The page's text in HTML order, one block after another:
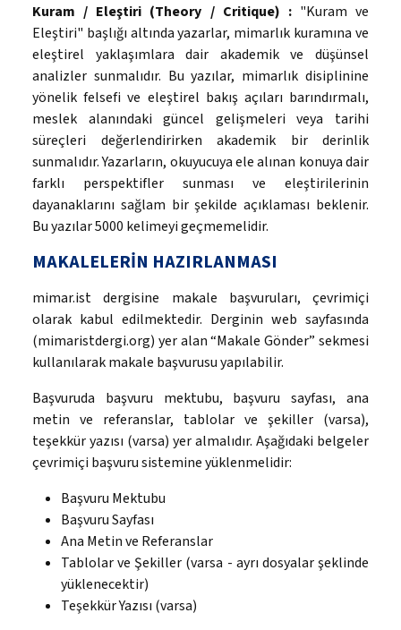
Kuram / Eleştiri (Theory / Critique) :"Kuram ve
Eleştiri" başlığı altında yazarlar, mimarlık kuramına ve
eleştirel yaklaşımlara dair akademik ve düşünsel
analizler sunmalıdır. Bu yazılar, mimarlık disiplinine
yönelik felsefi ve eleştirel bakış açıları barındırmalı,
meslek alanındaki güncel gelişmeleri veya tarihi
süreçleri değerlendirirken akademik bir derinlik
sunmalıdır. Yazarların, okuyucuya ele alınan konuya dair
farklı perspektifler sunması ve eleştirilerinin
dayanaklarını sağlam bir şekilde açıklaması beklenir.
Bu yazılar 5000 kelimeyi geçmemelidir.
MAKALELERİN HAZIRLANMASI
mimar.ist dergisine makale başvuruları, çevrimiçi
olarak kabul edilmektedir. Derginin web sayfasında
(mimaristdergi.org) yer alan “Makale Gönder” sekmesi
kullanılarak makale başvurusu yapılabilir.
Başvuruda başvuru mektubu, başvuru sayfası, ana
metin ve referanslar, tablolar ve şekiller (varsa),
teşekkür yazısı (varsa) yer almalıdır. Aşağıdaki belgeler
çevrimiçi başvuru sistemine yüklenmelidir:
Başvuru Mektubu
Başvuru Sayfası
Ana Metin ve Referanslar
Tablolar ve Şekiller (varsa - ayrı dosyalar şeklinde
yüklenecektir)
Teşekkür Yazısı (varsa)